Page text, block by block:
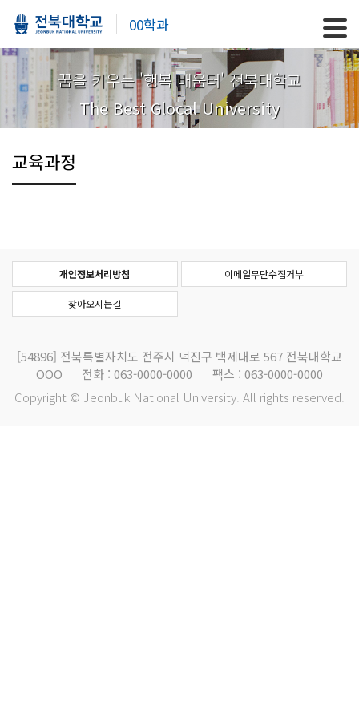
00학과
꿈을 키우는 '행복 배움터' 전북대학교
The Best Glocal University
교육과정
개인정보처리방침 이메일무단수집거부
찾아오시는길
[54896] 전북특별자치도 전주시 덕진구 백제대로 567 전북대학교
OOO
전화 : 063-0000-0000
팩스 : 063-0000-0000
Copyright © Jeonbuk National University. All rights reserved.